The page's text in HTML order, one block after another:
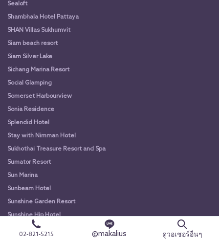
Sealoft
Shambhala Hotel Pattaya
SHAN Villas Sukhumvit
Siam beach resort
Siam Silver Lake
Sichang Marina Resort
Social Glamping
Somerset Harbourview
Sonia Residence
Splendid Hotel
Stay with Nimman Hotel
Sukhothai Treasure Resort and Spa
Sumator Resort
Sun Marina
Sunbeam Hotel
Sunshine Garden Resort
Sunshine Hip Hotel
Sunshine Hotel & Residences
02-821-5215 @makalius ดูวอเชอร์อื่นๆ